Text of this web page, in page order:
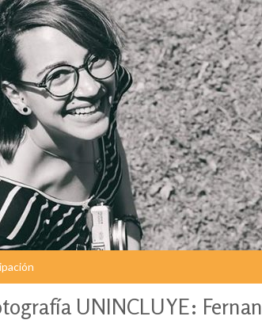
UNINCLUYE: